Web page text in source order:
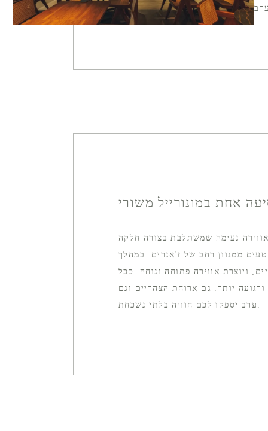
אחת במונורייל משורי
נעימה שמשתלבת בצורה חלקה
ממגוון רחב של ז'אנרים. במהלך
ויוצרת אווירה פתוחה ונוחה. ככל
יותר. גם ארוחת הצהריים וגם